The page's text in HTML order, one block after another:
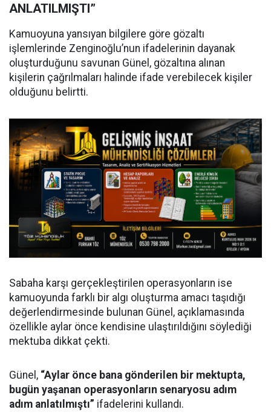
ANLATILMIŞTI”
Kamuoyuna yansıyan bilgilere göre gözaltı
işlemlerinde Zenginoğlu’nun ifadelerinin dayanak
oluşturduğunu savunan Günel, gözaltına alınan
kişilerin çağrılmaları halinde ifade verebilecek kişiler
olduğunu belirtti.
Sabaha karşı gerçekleştirilen operasyonların ise
kamuoyunda farklı bir algı oluşturma amacı taşıdığı
değerlendirmesinde bulunan Günel, açıklamasında
özellikle aylar önce kendisine ulaştırıldığını söylediği
mektuba dikkat çekti.
Günel, “Aylar önce bana gönderilen bir mektupta,
bugün yaşanan operasyonların senaryosu adım
adım anlatılmıştı” ifadelerini kullandı.